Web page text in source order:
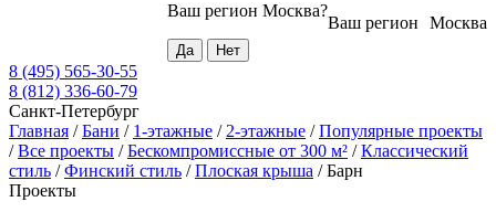
Москва
Ваш регион
Ваш регион Москва?
8 (495) 565-30-55
8 (812) 336-60-79
Санкт-Петербург
Главная /Бани / 1-этажные / 2-этажные /Популярные проекты
/Все проекты /Бескомпромиссные от 300 м² /Классический
стиль /Финский стиль /Плоская крыша /Барн
Проекты